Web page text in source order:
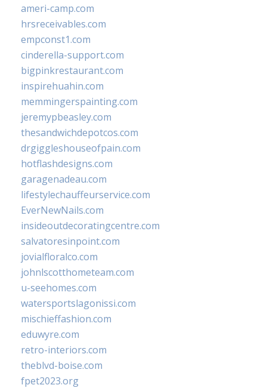
ameri-camp.com
hrsreceivables.com
empconst1.com
cinderella-support.com
bigpinkrestaurant.com
inspirehuahin.com
memmingerspainting.com
jeremypbeasley.com
thesandwichdepotcos.com
drgiggleshouseofpain.com
hotflashdesigns.com
garagenadeau.com
lifestylechauffeurservice.com
EverNewNails.com
insideoutdecoratingcentre.com
salvatoresinpoint.com
jovialfloralco.com
johnlscotthometeam.com
u-seehomes.com
watersportslagonissi.com
mischieffashion.com
eduwyre.com
retro-interiors.com
theblvd-boise.com
fpet2023.org